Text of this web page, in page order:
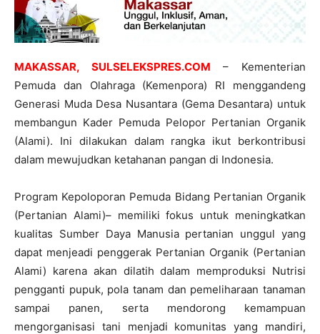
MAKASSAR, SULSELEKSPRES.COM – Kementerian
Pemuda dan Olahraga (Kemenpora) RI menggandeng
Generasi Muda Desa Nusantara (Gema Desantara) untuk
membangun Kader Pemuda Pelopor Pertanian Organik
(Alami). Ini dilakukan dalam rangka ikut berkontribusi
dalam mewujudkan ketahanan pangan di Indonesia.
Program Kepoloporan Pemuda Bidang Pertanian Organik
(Pertanian Alami)– memiliki fokus untuk meningkatkan
kualitas Sumber Daya Manusia pertanian unggul yang
dapat menjeadi penggerak Pertanian Organik (Pertanian
Alami) karena akan dilatih dalam memproduksi Nutrisi
pengganti pupuk, pola tanam dan pemeliharaan tanaman
sampai panen, serta mendorong kemampuan
mengorganisasi tani menjadi komunitas yang mandiri,